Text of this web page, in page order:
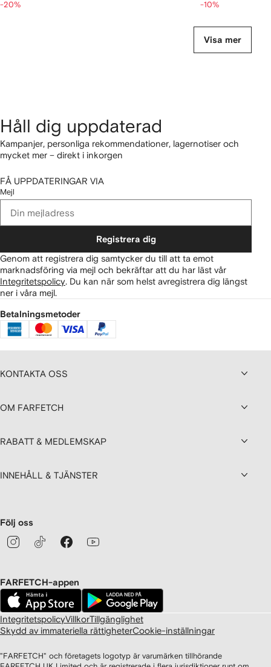
-20% -10%
Visa mer
Håll dig uppdaterad
Kampanjer, personliga rekommendationer, lagernotiser och
mycket mer – direkt i inkorgen
FÅ UPPDATERINGAR VIA
Mejl
Registrera dig
Genom att registrera dig samtycker du till att ta emot
marknadsföring via mejl och bekräftar att du har läst vår
Integritetspolicy. Du kan när som helst avregistrera dig längst
ner i våra mejl.
Betalningsmetoder
KONTAKTA OSS
OM FARFETCH
RABATT & MEDLEMSKAP
INNEHÅLL & TJÄNSTER
Följ oss
FARFETCH-appen
IntegritetspolicyVillkorTillgänglighet
Skydd av immateriella rättigheterCookie-inställningar
"FARFETCH" och företagets logotyp är varumärken tillhörande